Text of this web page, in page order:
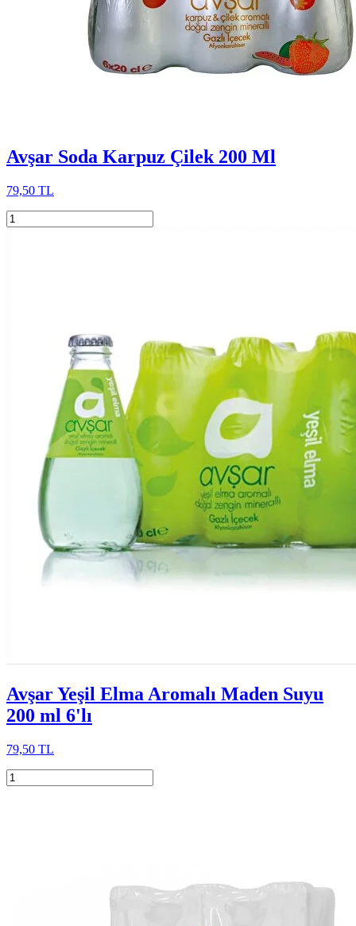
Avşar Soda Karpuz Çilek 200 Ml
79,50 TL
Avşar Yeşil Elma Aromalı Maden Suyu
200 ml 6'lı
79,50 TL